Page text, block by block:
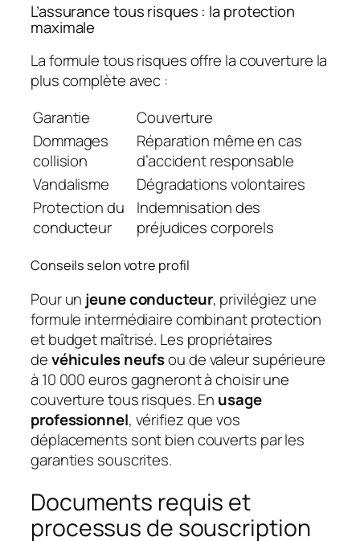
L’assurance tous risques : la protection
maximale
La formule tous risques offre la couverture la
plus complète avec :
Garantie
Couverture
Dommages
collision
Réparation même en cas
d’accident responsable
Vandalisme
Dégradations volontaires
Protection du
conducteur
Indemnisation des
préjudices corporels
Conseils selon votre profil
Pour un jeune conducteur, privilégiez une
formule intermédiaire combinant protection
et budget maîtrisé. Les propriétaires
devéhicules neufsou de valeur supérieure
à 10 000 euros gagneront à choisir une
couverture tous risques. En usage
professionnel, vérifiez que vos
déplacements sont bien couverts par les
garanties souscrites.
Documents requis et
processus de souscription